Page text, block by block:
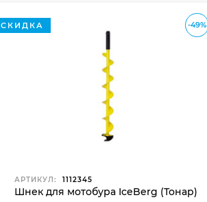
-49%
СКИДКА
АРТИКУЛ: 1112345
Шнек для мотобура IceBerg (Тонар)